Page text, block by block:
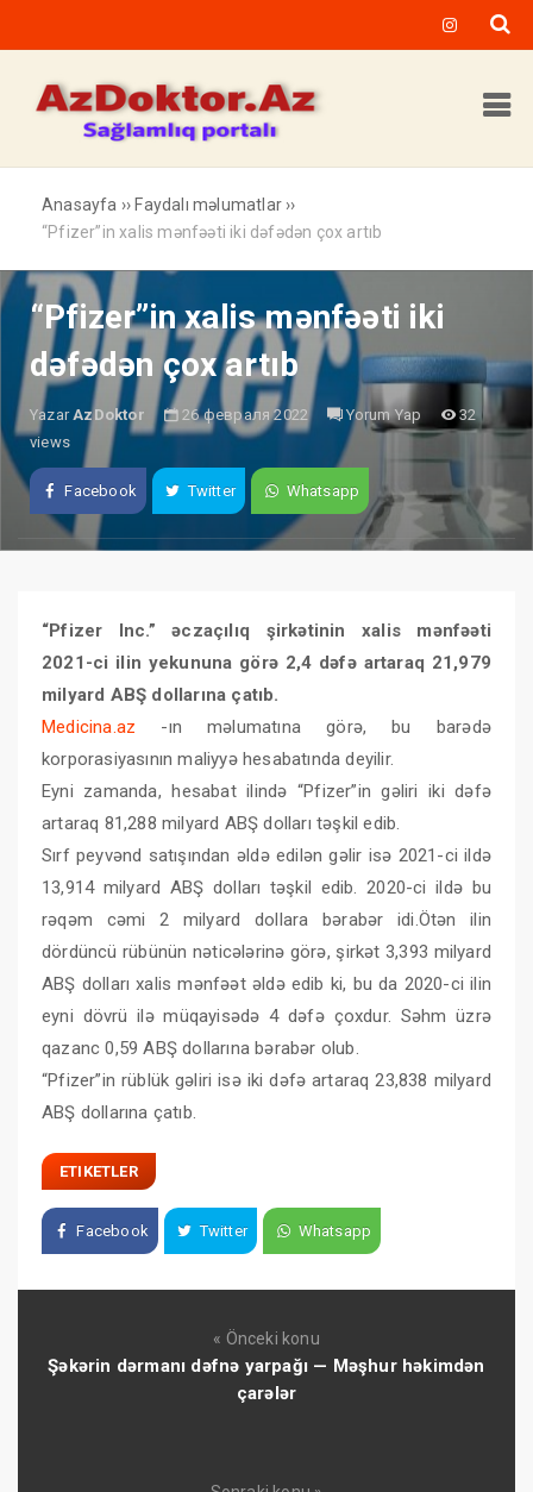
Anasayfa ›› Faydalı məlumatlar ››
“Pfizer”in xalis mənfəəti iki dəfədən çox artıb
“Pfizer”in xalis mənfəəti iki
dəfədən çox artıb
Yazar AzDoktor 26 февраля 2022 Yorum Yap
32
views
Facebook Twitter Whatsapp
“Pfizer Inc.” əczaçılıq şirkətinin xalis mənfəəti
2021-ci ilin yekununa görə 2,4 dəfə artaraq 21,979
milyard ABŞ dollarına çatıb.
Medicina.az -ın məlumatına görə, bu barədə
korporasiyasının maliyyə hesabatında deyilir.
Eyni zamanda, hesabat ilində “Pfizer”in gəliri iki dəfə
artaraq 81,288 milyard ABŞ dolları təşkil edib.
Sırf peyvənd satışından əldə edilən gəlir isə 2021-ci ildə
13,914 milyard ABŞ dolları təşkil edib. 2020-ci ildə bu
rəqəm cəmi 2 milyard dollara bərabər idi.Ötən ilin
dördüncü rübünün nəticələrinə görə, şirkət 3,393 milyard
ABŞ dolları xalis mənfəət əldə edib ki, bu da 2020-ci ilin
eyni dövrü ilə müqayisədə 4 dəfə çoxdur. Səhm üzrə
qazanc 0,59 ABŞ dollarına bərabər olub.
“Pfizer”in rüblük gəliri isə iki dəfə artaraq 23,838 milyard
ABŞ dollarına çatıb.
ETIKETLER
Facebook Twitter Whatsapp
« Önceki konu
Şəkərin dərmanı dəfnə yarpağı — Məşhur həkimdən
çarələr